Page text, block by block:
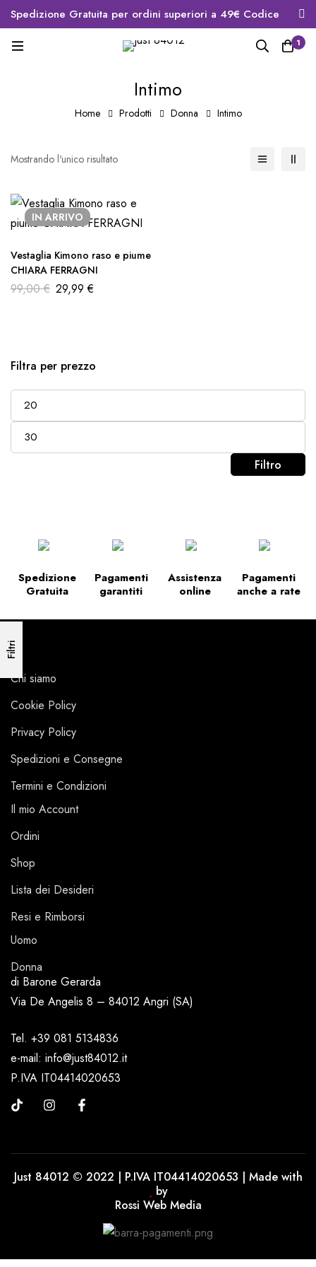
Spedizione Gratuita per ordini superiori a 49€ Codice
sconto primo ordine WELCOME10
1
Intimo
Home Prodotti Donna Intimo
Filtra per prezzo
Filtro
Filtri
Mostrando l'unico risultato
IN ARRIVO
Vestaglia Kimono raso e piume
CHIARA FERRAGNI
99,00€ 29,99€
Spedizione
Gratuita
Pagamenti
garantiti
Assistenza
online
Pagamenti
anche a rate
Chi siamo
Cookie Policy
Privacy Policy
Spedizioni e Consegne
Termini e Condizioni
Il mio Account
Ordini
Shop
Lista dei Desideri
Resi e Rimborsi
Uomo
Donna
di Barone Gerarda
Via De Angelis 8 – 84012 Angri (SA)
Tel. +39 081 5134836
e-mail: info@just84012.it
P.IVA IT04414020653
Just 84012 © 2022 | P.IVA IT04414020653 | Made with
by
Rossi Web Media